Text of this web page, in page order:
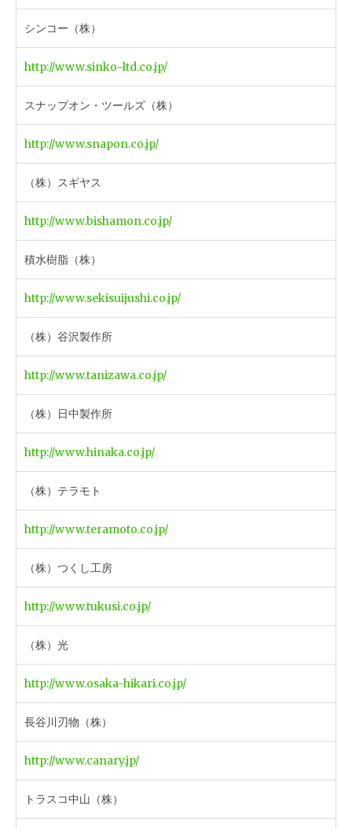
シンコー（株）
http://www.sinko-ltd.co.jp/
スナップオン・ツールズ（株）
http://www.snapon.co.jp/
（株）スギヤス
http://www.bishamon.co.jp/
積水樹脂（株）
http://www.sekisuijushi.co.jp/
（株）谷沢製作所
http://www.tanizawa.co.jp/
（株）日中製作所
http://www.hinaka.co.jp/
（株）テラモト
http://www.teramoto.co.jp/
（株）つくし工房
http://www.tukusi.co.jp/
（株）光
http://www.osaka-hikari.co.jp/
長谷川刃物（株）
http://www.canary.jp/
トラスコ中山（株）